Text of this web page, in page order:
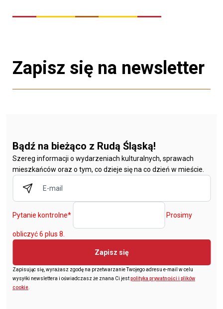
Zapisz się na newsletter
Bądź na bieżąco z Rudą Śląską!
Szereg informacji o wydarzeniach kulturalnych, sprawach
mieszkańców oraz o tym, co dzieje się na co dzień w mieście.
Pytanie kontrolne* Prosimy
obliczyć 6 plus 8.
Zapisz się
Zapisując się, wyrażasz zgodę na przetwarzanie Twojego adresu e-mail w celu
wysyłki newslettera i oświadczasz że znana Ci jestpolityka prywatności i plików
cookie.